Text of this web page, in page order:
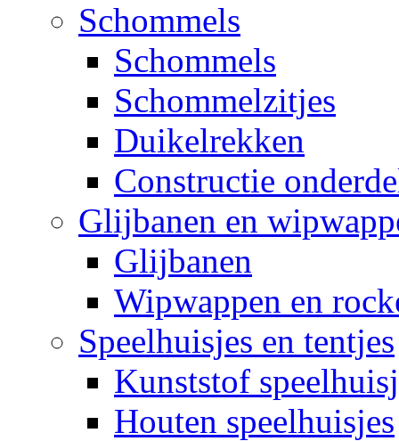
Schommels
Schommels
Schommelzitjes
Duikelrekken
Constructie
Glijbanen en
Glijbanen
Wipwappen en
Speelhuisjes en tentjes
Kunststof
Houten speelhuisjes